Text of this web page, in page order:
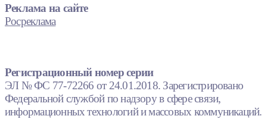
Реклама на сайте
Росреклама
Регистрационный номер серии
ЭЛ № ФС 77-72266 от 24.01.2018. Зарегистрировано
Федеральной службой по надзору в сфере связи,
информационных технологий и массовых коммуникаций.